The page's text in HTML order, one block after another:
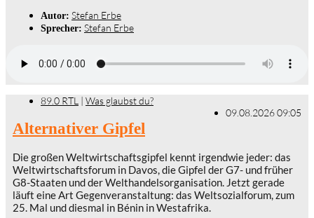
Autor: Stefan Erbe
Sprecher: Stefan Erbe
89.0 RTL | Was glaubst du?
09.08.2026 09:05
Alternativer Gipfel
Die großen Weltwirtschaftsgipfel kennt irgendwie jeder: das
Weltwirtschaftsforum in Davos, die Gipfel der G7- und früher
G8-Staaten und der Welthandelsorganisation. Jetzt gerade
läuft eine Art Gegenveranstaltung: das Weltsozialforum, zum
25. Mal und diesmal in Bénin in Westafrika.